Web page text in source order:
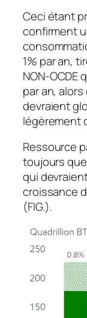
Ceci étant
confirment
1% par an,
NON-OCDE
par an,
devraient
légèrement
Ressource
toujours
qui
croissance
(FIG.).